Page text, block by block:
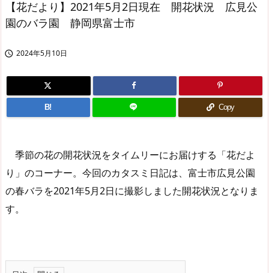
【花だより】2021年5月2日現在 開花状況 広見公
園のバラ園 静岡県富士市
 2024年5月10日
B! Copy
季節の花の開花状況をタイムリーにお届けする「花だよ
り」のコーナー。今回のカタスミ日記は、富士市広見公園
の春バラを2021年5月2日に撮影しました開花状況となりま
す。